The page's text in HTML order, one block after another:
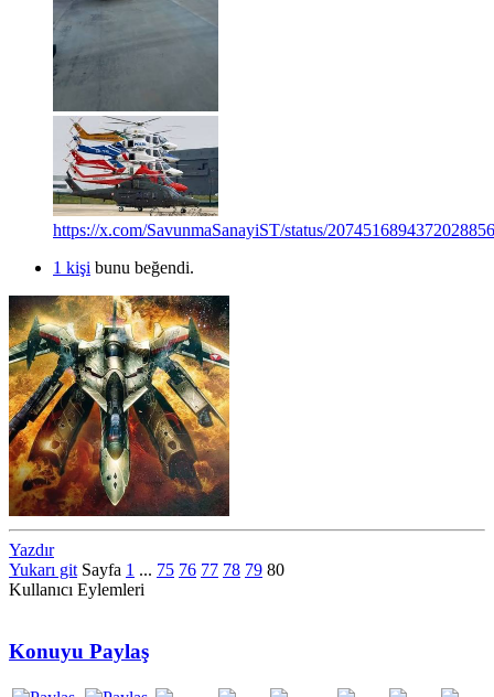
https://x.com/SavunmaSanayiST/status/2074516894372028856
1 kişi bunu beğendi.
Yazdır
Yukarı git Sayfa 1 ... 75 76 77 78 79 80
Kullanıcı Eylemleri
Konuyu Paylaş